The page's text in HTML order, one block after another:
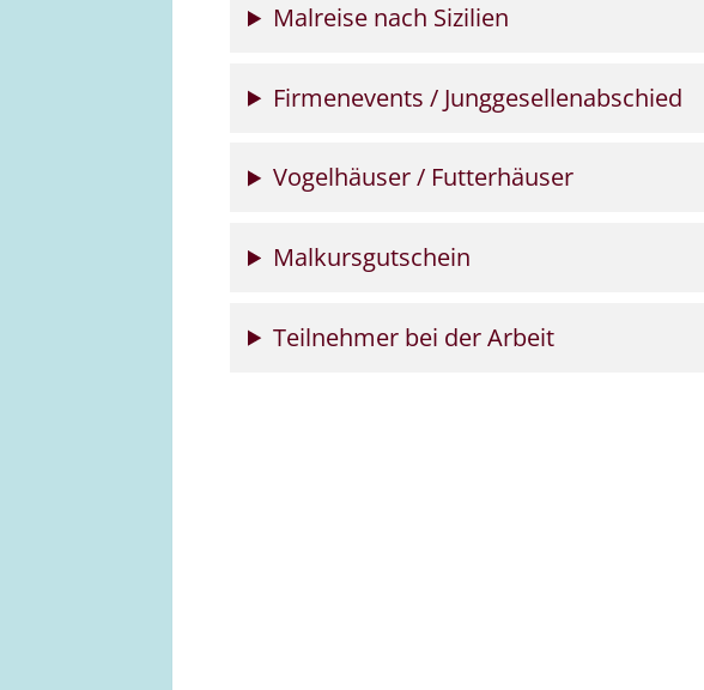
Malreise nach Sizilien
Firmenevents / Junggesellenabschied
Vogelhäuser / Futterhäuser
Malkursgutschein
Teilnehmer bei der Arbeit